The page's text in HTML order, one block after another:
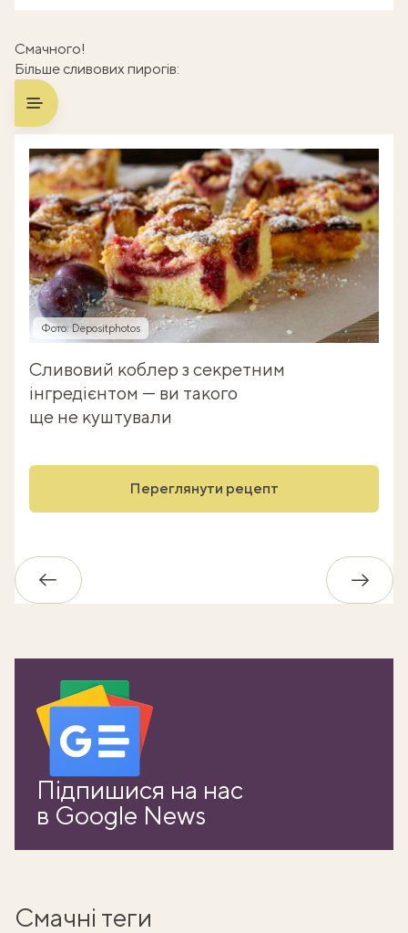
Смачного!
Більше сливових пирогів:
Фото: Depositphotos
Сливовий коблер з секретним
інгредієнтом — ви такого
ще не куштували
Переглянути рецепт
Назад
Підпишися на нас
в Google News
Смачні теги